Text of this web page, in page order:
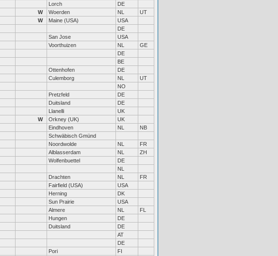
Lorch
DE
W Woerden NL
UT
W Maine (USA)
USA
DE
San Jose
USA
Voorthuizen NL
GE
DE
BE
Ottenhofen
DE
Culemborg NL
UT
NO
Pretzfeld
DE
Duitsland
DE
Llanelli
UK
W Orkney (UK)
UK
Eindhoven NL
NB
Schwäbisch Gmünd
Noordwolde NL
FR
Alblasserdam NL
ZH
Wolfenbuettel
DE
NL
Drachten NL
FR
Fairfield (USA)
USA
Herning
DK
Sun Prairie
USA
Almere NL
FL
Hungen
DE
Duitsland
DE
AT
DE
Pori
FI